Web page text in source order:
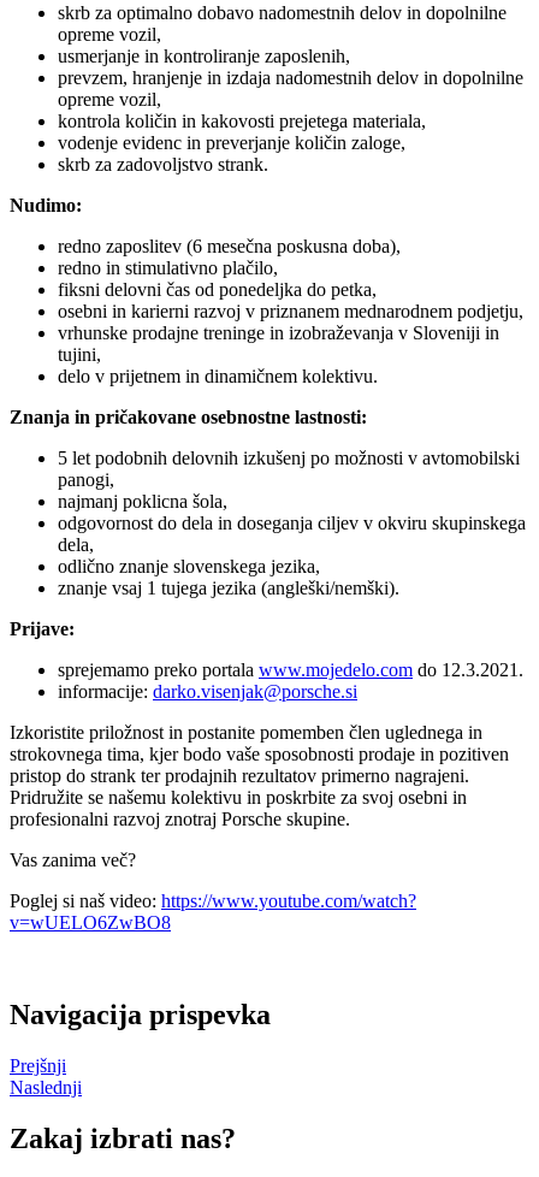
skrb za optimalno dobavo nadomestnih delov in dopolnilne
opreme vozil,
usmerjanje in kontroliranje zaposlenih,
prevzem, hranjenje in izdaja nadomestnih delov in dopolnilne
opreme vozil,
kontrola količin in kakovosti prejetega materiala,
vodenje evidenc in preverjanje količin zaloge,
skrb za zadovoljstvo strank.
Nudimo:
redno zaposlitev (6 mesečna poskusna doba),
redno in stimulativno plačilo,
fiksni delovni čas od ponedeljka do petka,
osebni in karierni razvoj v priznanem mednarodnem podjetju,
vrhunske prodajne treninge in izobraževanja v Sloveniji in
tujini,
delo v prijetnem in dinamičnem kolektivu.
Znanja in pričakovane osebnostne lastnosti:
5 let podobnih delovnih izkušenj po možnosti v avtomobilski
panogi,
najmanj poklicna šola,
odgovornost do dela in doseganja ciljev v okviru skupinskega
dela,
odlično znanje slovenskega jezika,
znanje vsaj 1 tujega jezika (angleški/nemški).
Prijave:
sprejemamo preko portala www.mojedelo.com do 12.3.2021.
informacije: darko.visenjak@porsche.si
Izkoristite priložnost in postanite pomemben člen uglednega in
strokovnega tima, kjer bodo vaše sposobnosti prodaje in pozitiven
pristop do strank ter prodajnih rezultatov primerno nagrajeni.
Pridružite se našemu kolektivu in poskrbite za svoj osebni in
profesionalni razvoj znotraj Porsche skupine.
Vas zanima več?
Poglej si naš video: https://www.youtube.com/watch?
v=wUELO6ZwBO8
Navigacija prispevka
Prejšnji
Naslednji
Zakaj izbrati nas?